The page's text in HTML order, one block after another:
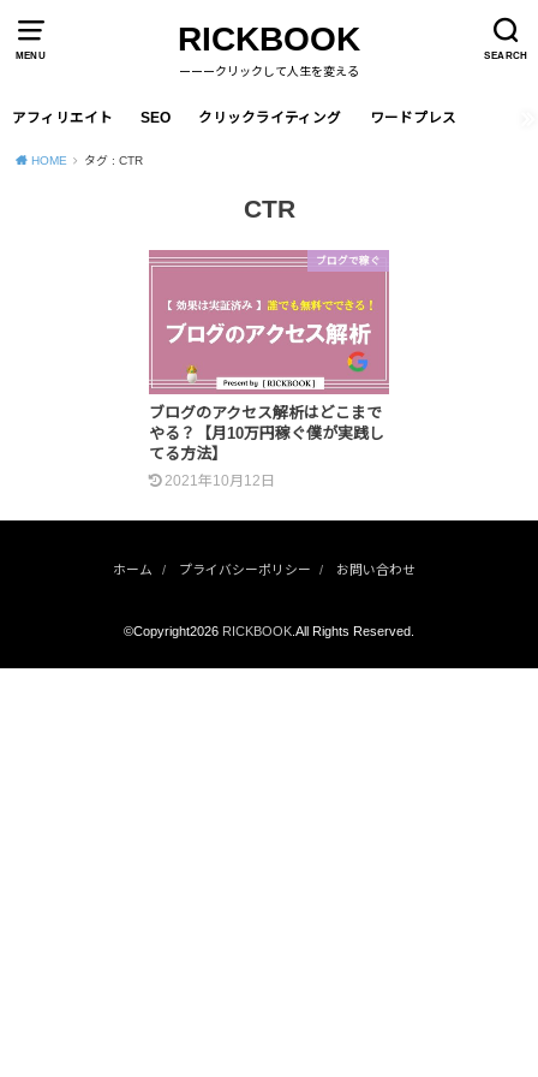
MENU SEARCH
RICKBOOK
ーーークリックして人生を変える
アフィリエイト SEO クリックライティング ワードプレス
HOME タグ : CTR
CTR
ブログで稼ぐ
ブログのアクセス解析はどこまで
やる？【月10万円稼ぐ僕が実践し
てる方法】
2021年10月12日
ホーム プライバシーポリシー お問い合わせ
©Copyright2026 RICKBOOK.All Rights Reserved.